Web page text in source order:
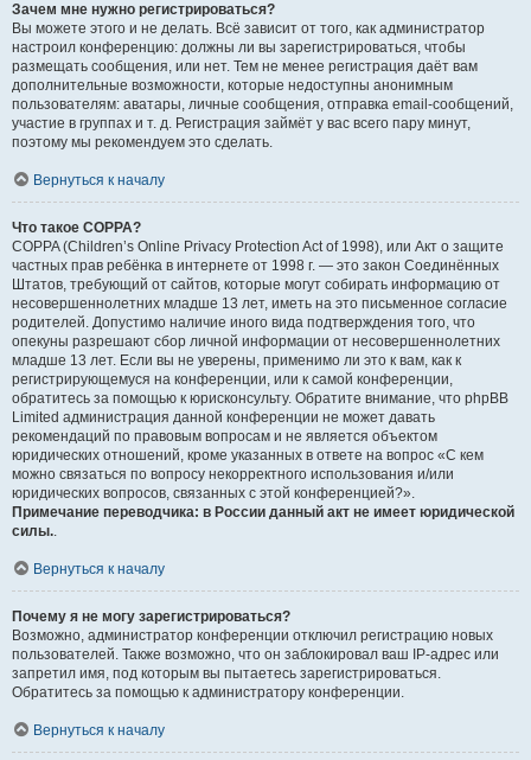
Зачем мне нужно регистрироваться?
Вы можете этого и не делать. Всё зависит от того, как администратор
настроил конференцию: должны ли вы зарегистрироваться, чтобы
размещать сообщения, или нет. Тем не менее регистрация даёт вам
дополнительные возможности, которые недоступны анонимным
пользователям: аватары, личные сообщения, отправка email-сообщений,
участие в группах и т. д. Регистрация займёт у вас всего пару минут,
поэтому мы рекомендуем это сделать.
Вернуться к началу
Что такое COPPA?
COPPA (Children’s Online Privacy Protection Act of 1998), или Акт о защите
частных прав ребёнка в интернете от 1998 г. — это закон Соединённых
Штатов, требующий от сайтов, которые могут собирать информацию от
несовершеннолетних младше 13 лет, иметь на это письменное согласие
родителей. Допустимо наличие иного вида подтверждения того, что
опекуны разрешают сбор личной информации от несовершеннолетних
младше 13 лет. Если вы не уверены, применимо ли это к вам, как к
регистрирующемуся на конференции, или к самой конференции,
обратитесь за помощью к юрисконсульту. Обратите внимание, что phpBB
Limited администрация данной конференции не может давать
рекомендаций по правовым вопросам и не является объектом
юридических отношений, кроме указанных в ответе на вопрос «С кем
можно связаться по вопросу некорректного использования и/или
юридических вопросов, связанных с этой конференцией?».
Примечание переводчика: в России данный акт не имеет юридической
силы..
Вернуться к началу
Почему я не могу зарегистрироваться?
Возможно, администратор конференции отключил регистрацию новых
пользователей. Также возможно, что он заблокировал ваш IP-адрес или
запретил имя, под которым вы пытаетесь зарегистрироваться.
Обратитесь за помощью к администратору конференции.
Вернуться к началу